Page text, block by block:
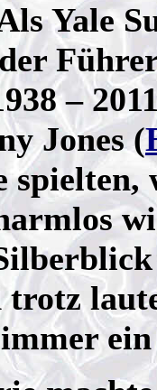
Yale
–
Jones (